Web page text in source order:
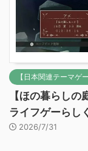
【日本関連テーマゲー
【ほの暮らし
ライフゲーらし
2026/7/31